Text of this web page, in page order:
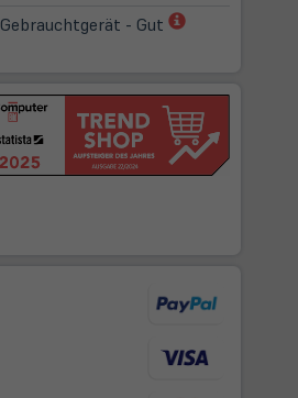
Gebrauchtgerät - Gut
(öffnet
Tab)